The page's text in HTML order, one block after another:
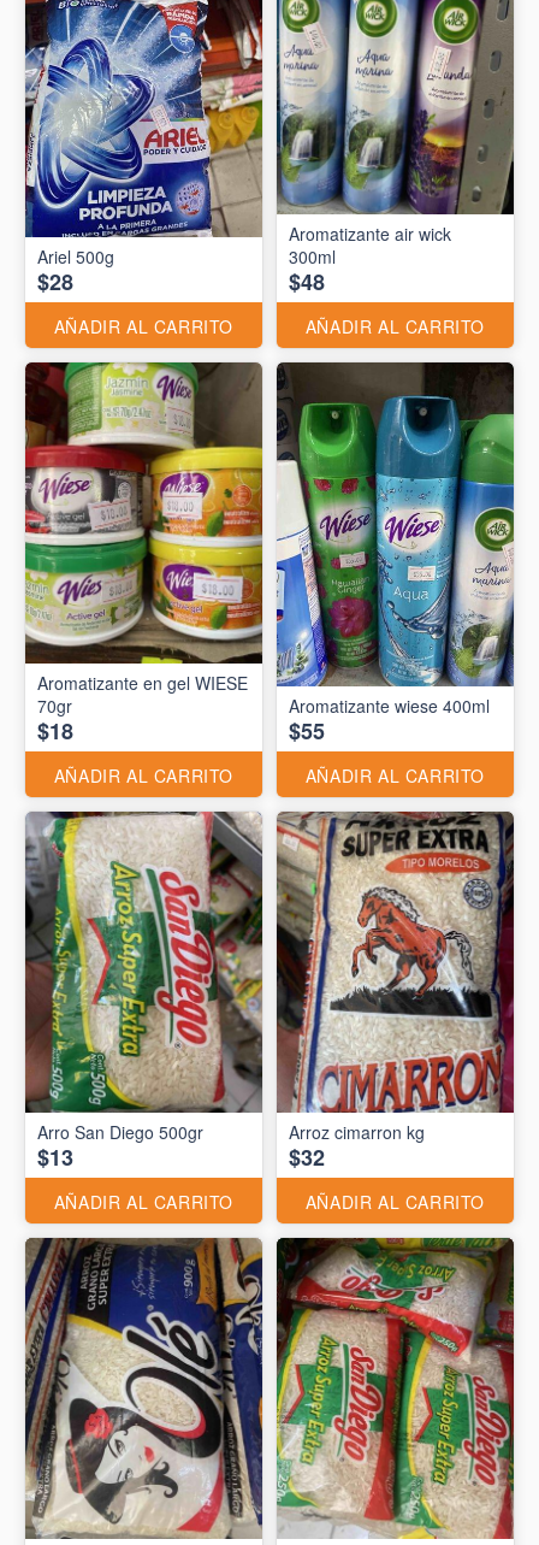
Ariel 500g
$28
AÑADIR AL CARRITO
Aromatizante air wick
300ml
$48
AÑADIR AL CARRITO
Aromatizante en gel WIESE
70gr
$18
AÑADIR AL CARRITO
Aromatizante wiese 400ml
$55
AÑADIR AL CARRITO
Arro San Diego 500gr
$13
AÑADIR AL CARRITO
Arroz cimarron kg
$32
AÑADIR AL CARRITO